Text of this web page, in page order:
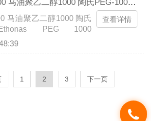
墨、磁漆的溶剂，也用作
洗涤用溶剂；水基涂料的
和工业清洁剂、脂和涂料
剂、硬表面清洁剂的溶
马石油PEG1000 马油聚乙二醇1000 陶氏PEG-1000 Ethonas PEG 1000
马油聚乙二醇1000 陶氏
PEG 1000
二醇-1000 适于用作润
棒、香皂、剃须皂、粉底
。在清洗剂中，聚乙二醇
增稠剂。在制药工业上，
软膏、洗剂和栓剂的基
查看详情
1 2 3 下一页